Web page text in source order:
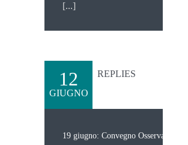
[...]
12
GIUGNO
REPLIES
19 giugno: Convegno Osservatorio